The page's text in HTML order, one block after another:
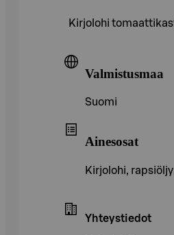
Kirjolohi
Valmistusmaa
Suomi
Ainesosat
Kirjolohi,
Yhteystiedot